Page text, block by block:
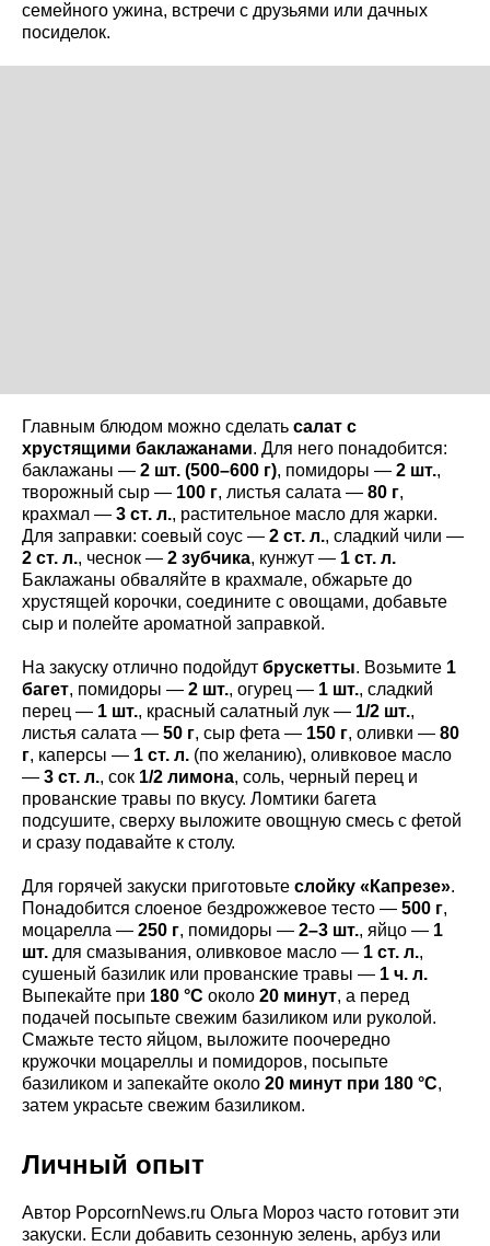
семейного ужина, встречи с друзьями или дачных
посиделок.
Главным блюдом можно сделать салат с
хрустящими баклажанами. Для него понадобится:
баклажаны — 2 шт. (500–600 г), помидоры — 2 шт.,
творожный сыр — 100 г, листья салата — 80 г,
крахмал — 3 ст. л., растительное масло для жарки.
Для заправки: соевый соус — 2 ст. л., сладкий чили —
2 ст. л., чеснок — 2 зубчика, кунжут — 1 ст. л.
Баклажаны обваляйте в крахмале, обжарьте до
хрустящей корочки, соедините с овощами, добавьте
сыр и полейте ароматной заправкой.
На закуску отлично подойдут брускетты. Возьмите 1
багет, помидоры — 2 шт., огурец — 1 шт., сладкий
перец — 1 шт., красный салатный лук — 1/2 шт.,
листья салата — 50 г, сыр фета — 150 г, оливки — 80
г, каперсы — 1 ст. л. (по желанию), оливковое масло
— 3 ст. л., сок 1/2 лимона, соль, черный перец и
прованские травы по вкусу. Ломтики багета
подсушите, сверху выложите овощную смесь с фетой
и сразу подавайте к столу.
Для горячей закуски приготовьте слойку «Капрезе».
Понадобится слоеное бездрожжевое тесто — 500 г,
моцарелла — 250 г, помидоры — 2–3 шт., яйцо — 1
шт. для смазывания, оливковое масло — 1 ст. л.,
сушеный базилик или прованские травы — 1 ч. л.
Выпекайте при 180 °C около 20 минут, а перед
подачей посыпьте свежим базиликом или руколой.
Смажьте тесто яйцом, выложите поочередно
кружочки моцареллы и помидоров, посыпьте
базиликом и запекайте около 20 минут при 180 °C,
затем украсьте свежим базиликом.
Личный опыт
Автор PopcornNews.ru Ольга Мороз часто готовит эти
закуски. Если добавить сезонную зелень, арбуз или